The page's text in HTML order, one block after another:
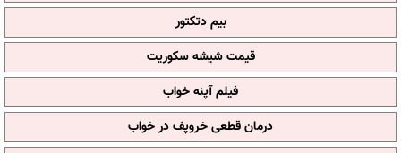
بیم دتکتور
قیمت شیشه سکوریت
فیلم آپنه خواب
درمان قطعی خروپف در خواب